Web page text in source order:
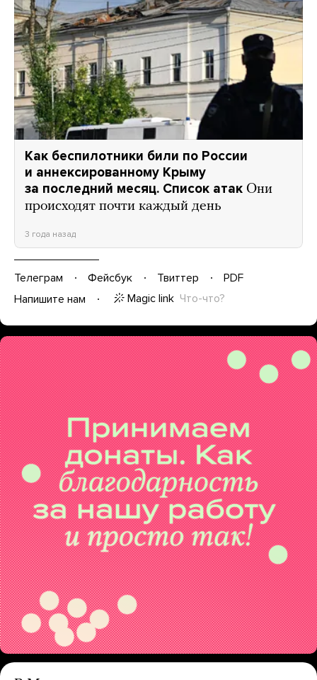
Как беспилотники били по России
и аннексированному Крыму
за последний месяц. Список атак Они
происходят почти каждый день
3 года назад
Телеграм Фейсбук Твиттер
PDF
Напишите нам
Magic link Что-что?